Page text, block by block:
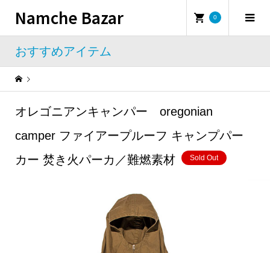
Namche Bazar 0
おすすめアイテム
オレゴニアンキャンパー oregonian camper ファイアープルーフ キャンプパーカー 焚き火パーカ／難燃素材
オレゴニアンキャンパー oregonian
camper ファイアープルーフ キャンプパー
カー 焚き火パーカ／難燃素材
Sold Out